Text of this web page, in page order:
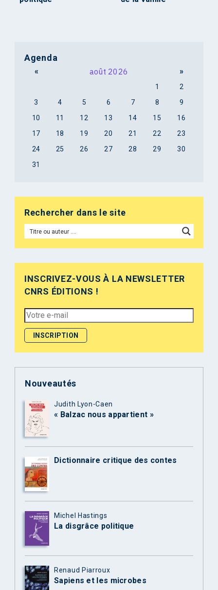
Agenda
« août 2026 »
1
2
3
4 5 6 7 8
9
10
11 12 13 14 15
16
17
18 19 20 21 22
23
24
25 26 27 28 29
30
31
Rechercher dans le site
INSCRIVEZ-VOUS À LA NEWSLETTER
CNRS ÉDITIONS !
Nouveautés
Judith Lyon-Caen
« Balzac nous appartient »
Dictionnaire critique des contes
Michel Hastings
La disgrâce politique
Renaud Piarroux
Sapiens et les microbes